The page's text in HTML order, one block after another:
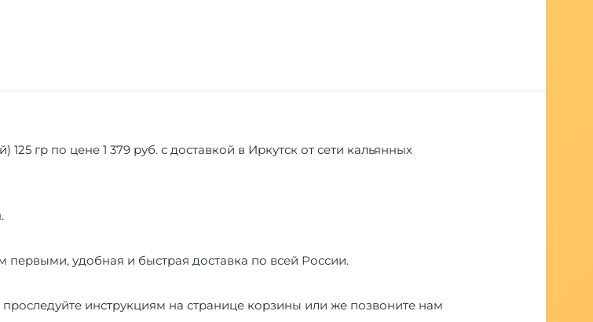
гр по цене 1 379 руб. с доставкой в Иркутск от сети кальянных
удобная и быстрая доставка по всей России.
инструкциям на странице корзины или же позвоните нам